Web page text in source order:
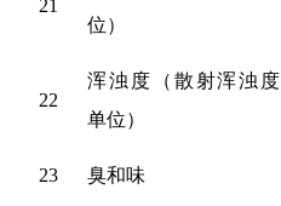
21
位）
22
浑浊度（散射浑浊度
单位）
23 臭和味